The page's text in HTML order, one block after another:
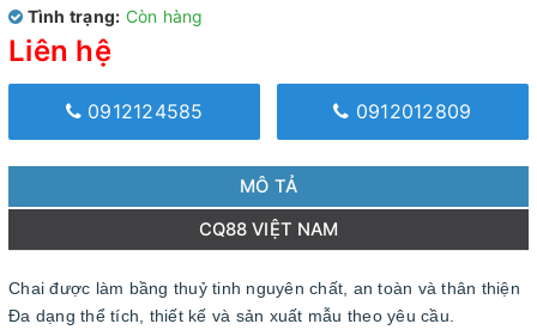
Tình trạng: Còn hàng
Liên hệ
0912124585 0912012809
MÔ TẢ
CQ88 VIỆT NAM
Chai được làm bầng thuỷ tinh nguyên chất, an toàn và thân thiện
Đa dạng thể tích, thiết kế và sản xuất mẫu theo yêu cầu.